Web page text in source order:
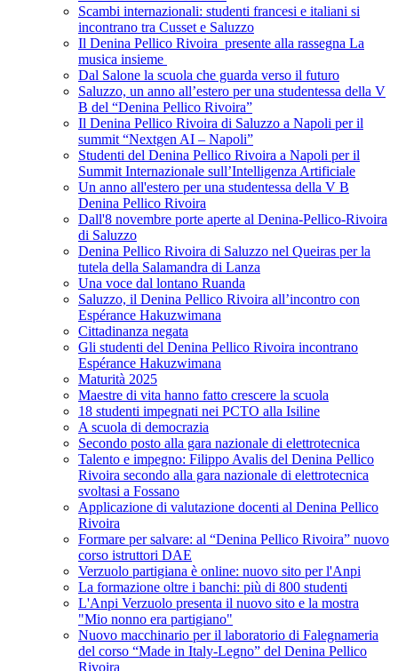
Scambi internazionali: studenti francesi e italiani si
incontrano tra Cusset e Saluzzo
Il Denina Pellico Rivoira presente alla rassegna La
musica insieme
Dal Salone la scuola che guarda verso il futuro
Saluzzo, un anno all’estero per una studentessa della V
B del “Denina Pellico Rivoira”
Il Denina Pellico Rivoira di Saluzzo a Napoli per il
summit “Nextgen AI – Napoli”
Studenti del Denina Pellico Rivoira a Napoli per il
Summit Internazionale sull’Intelligenza Artificiale
Un anno all'estero per una studentessa della V B
Denina Pellico Rivoira
Dall'8 novembre porte aperte al Denina-Pellico-Rivoira
di Saluzzo
Denina Pellico Rivoira di Saluzzo nel Queiras per la
tutela della Salamandra di Lanza
Una voce dal lontano Ruanda
Saluzzo, il Denina Pellico Rivoira all’incontro con
Espérance Hakuzwimana
Cittadinanza negata
Gli studenti del Denina Pellico Rivoira incontrano
Espérance Hakuzwimana
Maturità 2025
Maestre di vita hanno fatto crescere la scuola
18 studenti impegnati nei PCTO alla Isiline
A scuola di democrazia
Secondo posto alla gara nazionale di elettrotecnica
Talento e impegno: Filippo Avalis del Denina Pellico
Rivoira secondo alla gara nazionale di elettrotecnica
svoltasi a Fossano
Applicazione di valutazione docenti al Denina Pellico
Rivoira
Formare per salvare: al “Denina Pellico Rivoira” nuovo
corso istruttori DAE
Verzuolo partigiana è online: nuovo sito per l'Anpi
La formazione oltre i banchi: più di 800 studenti
L'Anpi Verzuolo presenta il nuovo sito e la mostra
"Mio nonno era partigiano"
Nuovo macchinario per il laboratorio di Falegnameria
del corso “Made in Italy-Legno” del Denina Pellico
Rivoira